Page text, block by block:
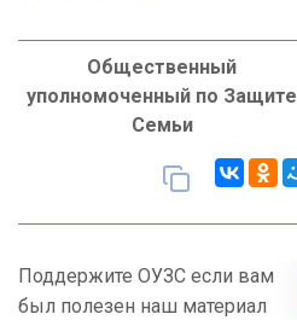
Общественный
уполномоченный по Защите
Семьи
Поддержите ОУЗС если вам
был полезен наш материал